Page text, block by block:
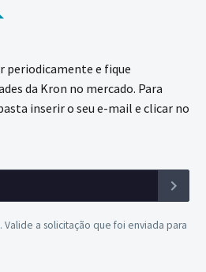
periodicamente e fique
da Kron no mercado. Para
inserir o seu e-mail e clicar no
Valide a solicitação que foi enviada para